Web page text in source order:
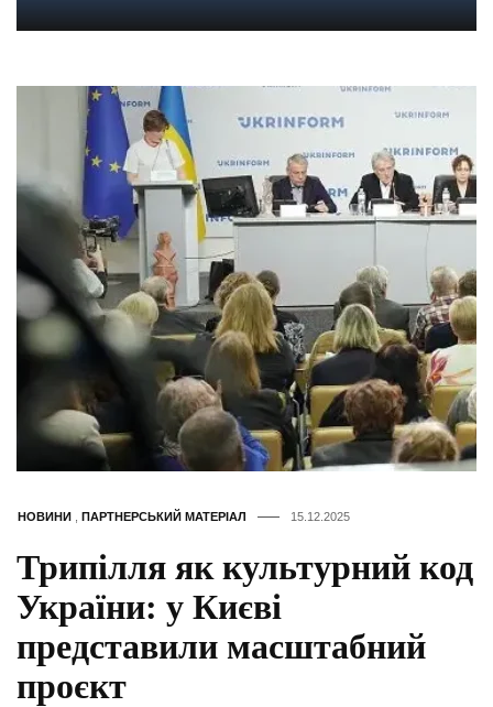
НОВИНИ ПАРТНЕРСЬКИЙ МАТЕРІАЛ 15.12.2025
Трипілля як культурний код
України: у Києві
представили масштабний
проєкт